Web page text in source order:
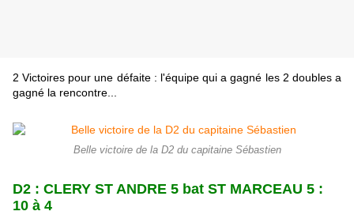
2 Victoires pour une défaite : l'équipe qui a gagné les 2 doubles a
gagné la rencontre...
Belle victoire de la D2 du capitaine Sébastien
D2 : CLERY ST ANDRE 5 bat ST MARCEAU 5 :
10 à 4